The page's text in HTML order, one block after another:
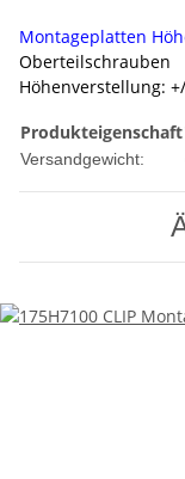
Montageplatten
Oberteilschrauben
Höhenverstellung:
Produkteigenschaft
Versandgewicht: